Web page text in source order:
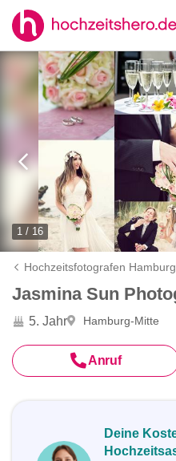
1 / 16
Hochzeitsfotografen Hamburg
Jasmina Sun
5. Jahr Hamburg-Mitte
Anruf
Deine